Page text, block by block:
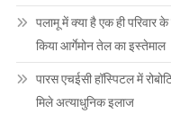
पलामू में क्या है एक ही परिवार
किया आर्गेमोन तेल का इस्तेमाल
पारस एचईसी हॉस्पिटल में
मिले अत्याधुनिक इलाज